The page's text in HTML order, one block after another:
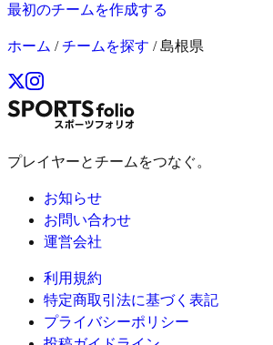
最初のチームを作成する
ホーム /チームを探す /島根県
プレイヤーとチームをつなぐ。
お知らせ
お問い合わせ
運営会社
利用規約
特定商取引法に基づく表記
プライバシーポリシー